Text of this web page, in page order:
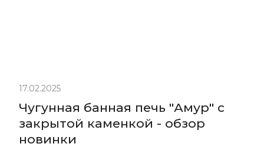
17.02.2025
Чугунная банная печь "Амур" с
закрытой каменкой - обзор
новинки